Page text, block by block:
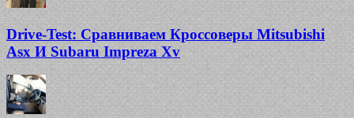
Drive-Test: Сравниваем Кроссоверы Mitsubishi
Asx И Subaru Impreza Xv